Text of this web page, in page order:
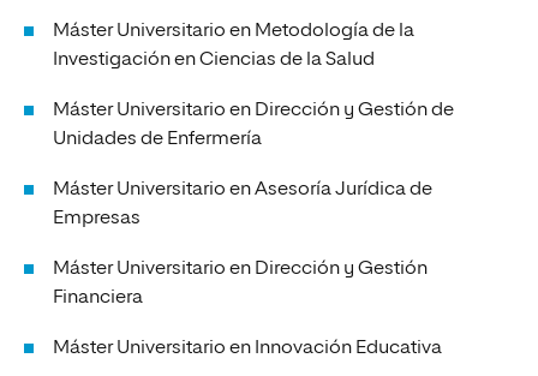
Máster Universitario en Metodología de la
Investigación en Ciencias de la Salud
Máster Universitario en Dirección y Gestión de
Unidades de Enfermería
Máster Universitario en Asesoría Jurídica de
Empresas
Máster Universitario en Dirección y Gestión
Financiera
Máster Universitario en Innovación Educativa